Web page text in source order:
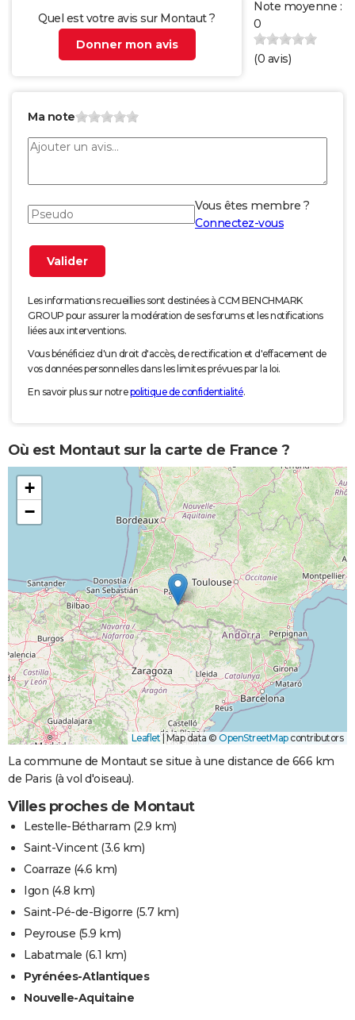
Quel est votre avis sur Montaut ?
Donner mon avis
Note moyenne :
0
(0 avis)
Ma note
Vous êtes membre ?
Connectez-vous
Les informations recueillies sont destinées à CCM BENCHMARK
GROUP pour assurer la modération de ses forums et les notifications
liées aux interventions.
Vous bénéficiez d'un droit d'accès, de rectification et d'effacement de
vos données personnelles dans les limites prévues par la loi.
En savoir plus sur notrepolitique de confidentialité.
Où est Montaut sur la carte de France ?
+
−
Leaflet| Map data © OpenStreetMapcontributors
La commune de Montaut se situe à une distance de 666 km
de Paris (à vol d'oiseau).
Villes proches de Montaut
Lestelle-Bétharram (2.9 km)
Saint-Vincent(3.6 km)
Coarraze (4.6 km)
Igon (4.8 km)
Saint-Pé-de-Bigorre (5.7 km)
Peyrouse (5.9 km)
Labatmale (6.1 km)
Pyrénées-Atlantiques
Nouvelle-Aquitaine